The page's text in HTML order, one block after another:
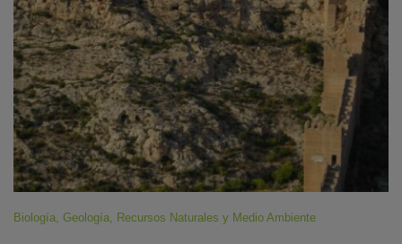
Biología, Geología, Recursos Naturales y Medio Ambiente